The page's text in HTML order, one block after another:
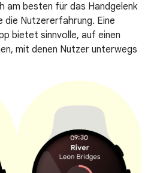
am besten für das Handgelenk
die Nutzererfahrung. Eine
bietet sinnvolle, auf einen
mit denen Nutzer unterwegs